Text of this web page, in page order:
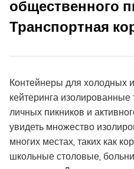
общественного
Транспортная
Контейнеры для холодных
кейтеринга
личных пикников и
увидеть множество
многих местах, таких как
школьные столовые,